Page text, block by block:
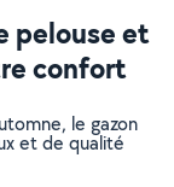
pelouse et
confort
le gazon
et de qualité